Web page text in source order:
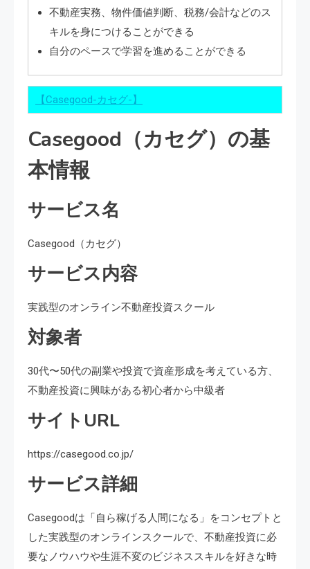
不動産実務、物件価値判断、税務/会計などのス
キルを身につけることができる
自分のペースで学習を進めることができる
【Casegood-カセグ-】
Casegood（カセグ）の基
本情報
サービス名
Casegood（カセグ）
サービス内容
実践型のオンライン不動産投資スクール
対象者
30代〜50代の副業や投資で資産形成を考えている方、
不動産投資に興味がある初心者から中級者
サイトURL
https://casegood.co.jp/
サービス詳細
Casegoodは「自ら稼げる人間になる」をコンセプトと
した実践型のオンラインスクールで、不動産投資に必
要なノウハウや生涯不変のビジネススキルを好きな時